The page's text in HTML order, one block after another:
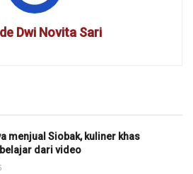
Dwi Novita Sari
menjual Siobak, kuliner khas
dari video